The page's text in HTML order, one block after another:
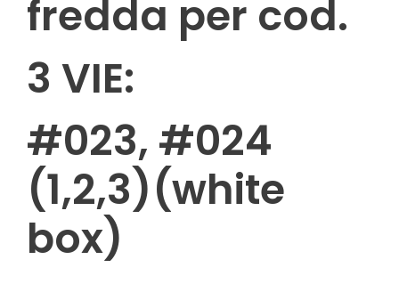
fredda per cod.
3 VIE:
#023, #024
(1,2,3)(white
box)